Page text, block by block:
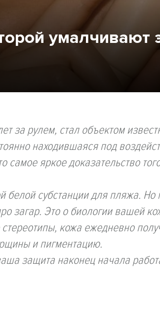
умалчивают
за рулем, стал объектом
находившаяся под
яркое доказательство
белой субстанции для пляжа. Но
загар. Это о биологии вашей
кожа ежедневно
и пигментацию.
защита наконец начала